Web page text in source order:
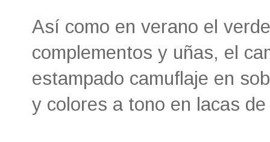
Así como en verano el
complementos y uñas, el
estampado camuflaje en
y colores a tono en lacas